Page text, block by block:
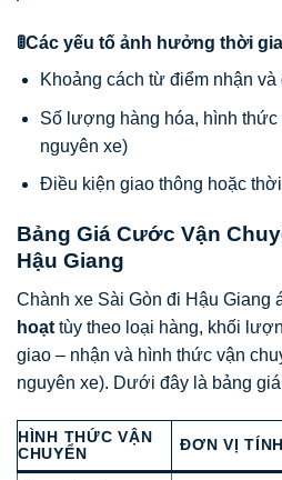
🚦Các yếu tố ảnh hưởng thời
Khoảng cách từ điểm nhận
Số lượng hàng hóa, hình thức
nguyên xe)
Điều kiện giao thông hoặc
Bảng Giá Cước Vận
Hậu Giang
Chành xe Sài Gòn đi Hậu Giang
hoạt tùy theo loại hàng, khối
giao – nhận và hình thức vận
nguyên xe). Dưới đây là bảng
HÌNH THỨC VẬN
CHUYỂN
ĐƠN VỊ TÍNH